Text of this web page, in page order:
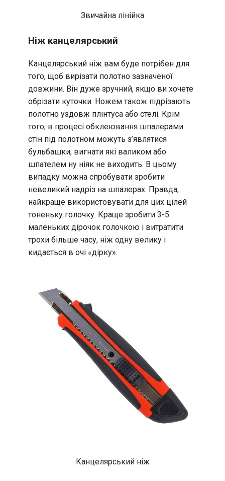
Звичайна лінійка
Ніж канцелярський
Канцелярський ніж вам буде потрібен для
того, щоб вирізати полотно зазначеної
довжини. Він дуже зручний, якщо ви хочете
обрізати куточки. Ножем також підрізають
полотно уздовж плінтуса або стелі. Крім
того, в процесі обклеювання шпалерами
стін під полотном можуть з’являтися
бульбашки, вигнати які валиком або
шпателем ну ніяк не виходить. В цьому
випадку можна спробувати зробити
невеликий надріз на шпалерах. Правда,
найкраще використовувати для цих цілей
тоненьку голочку. Краще зробити 3-5
маленьких дірочок голочкою і витратити
трохи більше часу, ніж одну велику і
кидається в очі «дірку».
Канцелярський ніж